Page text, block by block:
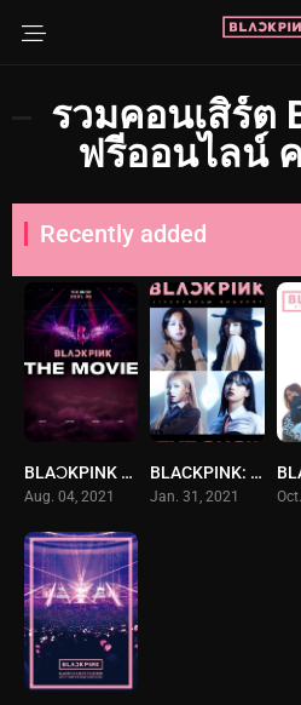
รวมคอนเสิร์ต
ฟรีออนไลน์
Recently added
BLAϽKPINK THE MOVIE แบล็กพิงก์ เดอะ มูฟวี่ (2021) ซับไทย
Aug. 04, 2021
BLACKPINK: The Show
Jan. 31, 2021